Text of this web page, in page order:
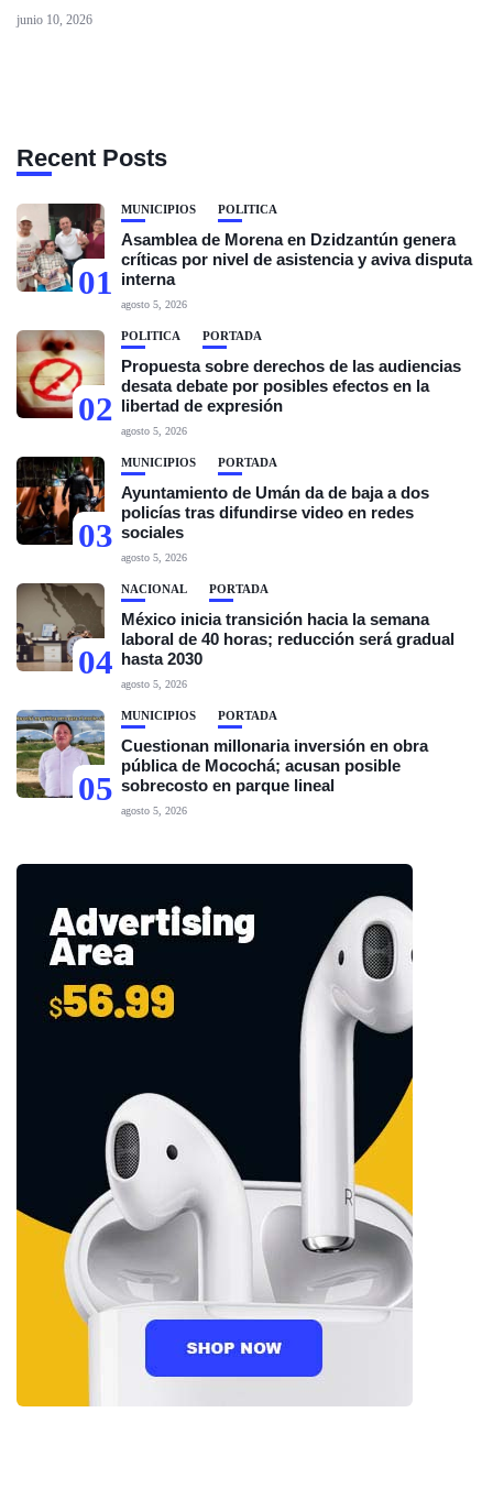
junio 10, 2026
Recent Posts
01
MUNICIPIOS POLÍTICA
Asamblea de Morena en Dzidzantún genera
críticas por nivel de asistencia y aviva disputa
interna
agosto 5, 2026
02
POLÍTICA PORTADA
Propuesta sobre derechos de las audiencias
desata debate por posibles efectos en la
libertad de expresión
agosto 5, 2026
03
MUNICIPIOS PORTADA
Ayuntamiento de Umán da de baja a dos
policías tras difundirse video en redes
sociales
agosto 5, 2026
04
NACIONAL PORTADA
México inicia transición hacia la semana
laboral de 40 horas; reducción será gradual
hasta 2030
agosto 5, 2026
05
MUNICIPIOS PORTADA
Cuestionan millonaria inversión en obra
pública de Mocochá; acusan posible
sobrecosto en parque lineal
agosto 5, 2026